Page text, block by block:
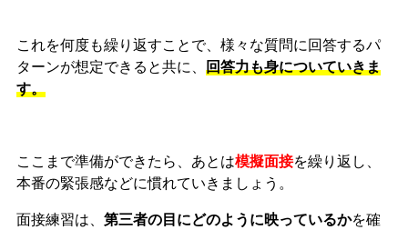
これを何度も繰り返すことで、様々な質問に回答するパ
ターンが想定できると共に、 回答力も身についていきま
す。
ここまで準備ができたら、あとは模擬面接を繰り返し、
本番の緊張感などに慣れていきましょう。
面接練習は、 第三者の目にどのように映っているかを確